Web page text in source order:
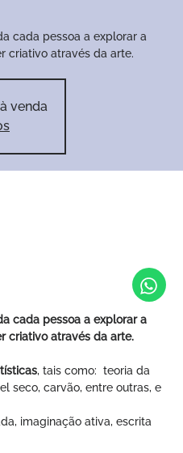
cada pessoa a explorar a
criativo através da arte.
venda
cada pessoa a explorar a
criativo através da arte.
, tais como:  teoria da
seco, carvão, entre outras, e
imaginação ativa, escrita